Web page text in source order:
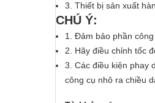
3. Thiết bị sản xuất
CHÚ Ý:
1. Đảm bảo phần
2. Hãy điều chỉnh tốc
3. Các điều kiện phay
công cụ nhô ra chiều